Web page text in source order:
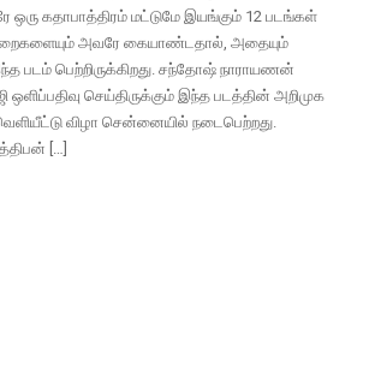
கதாபாத்திரம் மட்டுமே இயங்கும் 12 படங்கள்
அவரே கையாண்டதால், அதையும்
படம் பெற்றிருக்கிறது. சந்தோஷ் நாராயணன்
செய்திருக்கும் இந்த படத்தின் அறிமுக
விழா சென்னையில் நடைபெற்றது.
[…]